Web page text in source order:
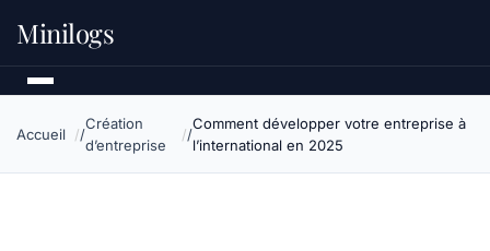
Minilogs
Accueil
Création
d’entreprise
Comment développer votre entreprise à
l’international en 2025